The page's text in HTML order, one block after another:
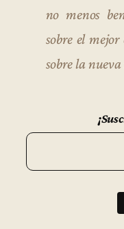
no menos
sobre el
sobre la